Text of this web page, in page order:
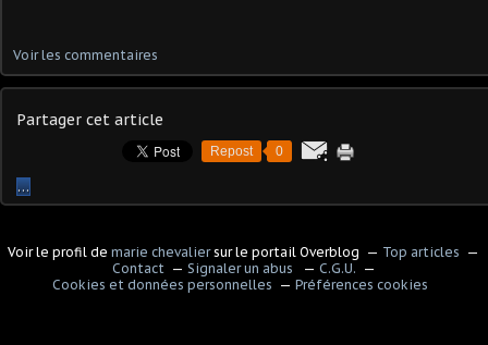
Voir les commentaires
Partager cet article
Repost 0
…
Voir le profil demarie chevaliersur le portail Overblog
Top articles
Contact
Signaler un abus
C.G.U.
Cookies et données personnelles
Préférences cookies